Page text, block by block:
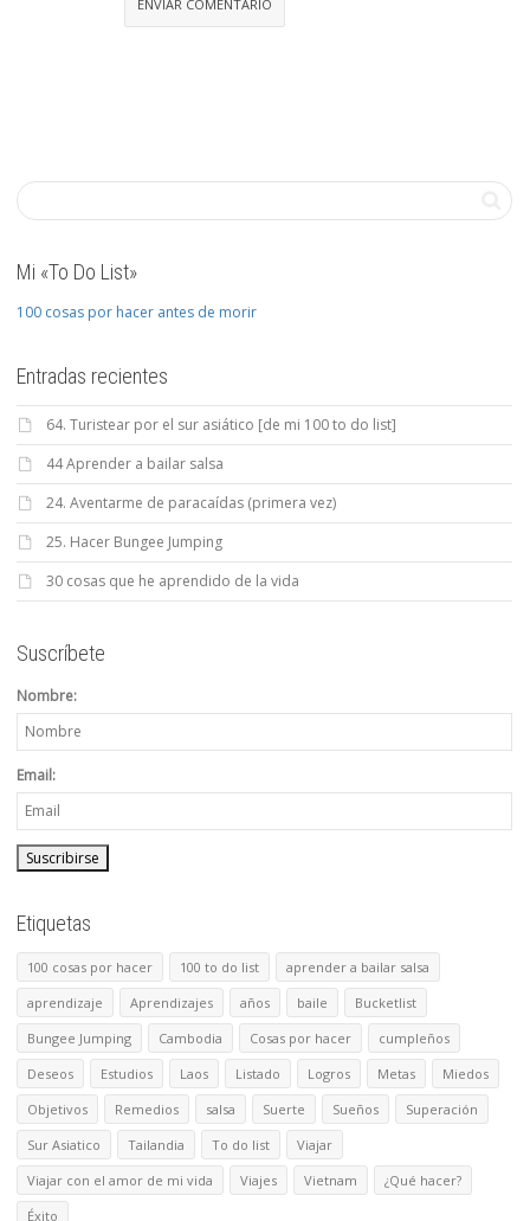
Mi «To Do List»
100 cosas por hacer antes de morir
Entradas recientes
64. Turistear por el sur asiático [de mi 100 to do list]
44 Aprender a bailar salsa
24. Aventarme de paracaídas (primera vez)
25. Hacer Bungee Jumping
30 cosas que he aprendido de la vida
Suscríbete
Nombre:
Email:
Etiquetas
100 cosas por hacer 100 to do list
aprender a bailar salsa
aprendizaje
Aprendizajes años baile
Bucketlist
Bungee Jumping
Cambodia Cosas por hacer
cumpleños
Deseos
Estudios Laos Listado Logros Metas
Miedos
Objetivos
Remedios salsa Suerte Sueños
Superación
Sur Asiatico
Tailandia To do list
Viajar
Viajar con el amor de mi vida
Viajes Vietnam
¿Qué hacer?
Éxito